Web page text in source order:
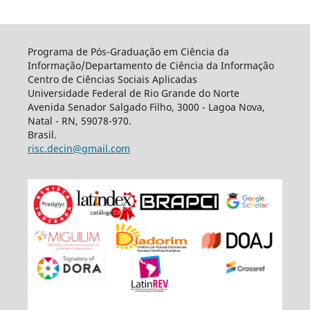
Programa de Pós-Graduação em Ciência da
Informação/Departamento de Ciência da Informação
Centro de Ciências Sociais Aplicadas
Universidade Federal de Rio Grande do Norte
Avenida Senador Salgado Filho, 3000 - Lagoa Nova,
Natal - RN, 59078-970.
Brasil.
risc.decin@gmail.com